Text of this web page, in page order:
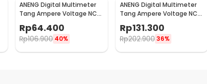
ANENG Digital Multimeter
Tang Ampere Voltage NCV
Tester Clamp 600V - MT87
Rp64.400
Rp106.900 40%
ANENG Digital Multimeter
Tang Ampere Voltage NCV
Tester Clamp 600V - ST201
Rp131.300
Rp202.900 36%